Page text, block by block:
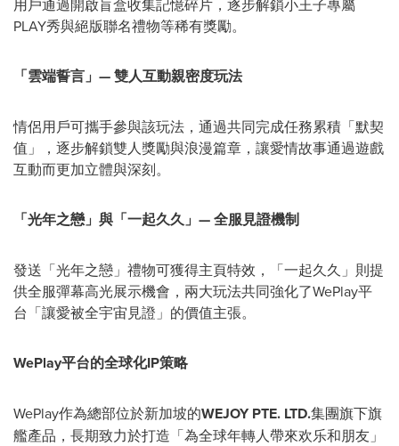
用戶通過開啟盲盒收集記憶碎片，逐步解鎖小王子專屬
PLAY秀與絕版聯名禮物等稀有獎勵。
「雲端誓言」 —雙人互動親密度玩法
情侶用戶可攜手參與該玩法，通過共同完成任務累積「默契
值」，逐步解鎖雙人獎勵與浪漫篇章，讓愛情故事通過遊戲
互動而更加立體與深刻。
「光年之戀」與「一起久久」 —全服見證機制
發送「光年之戀」禮物可獲得主頁特效，「一起久久」則提
供全服彈幕高光展示機會，兩大玩法共同強化了WePlay平
台「讓愛被全宇宙見證」的價值主張。
WePlay平台的全球化IP策略
WePlay作為總部位於新加坡的WEJOY PTE. LTD.集團旗下旗
艦產品，長期致力於打造「為全球年轉人帶來欢乐和朋友」